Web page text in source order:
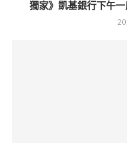
獨家》凱基銀行下午